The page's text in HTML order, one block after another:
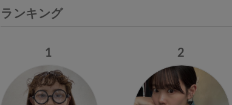
ランキング
1 2